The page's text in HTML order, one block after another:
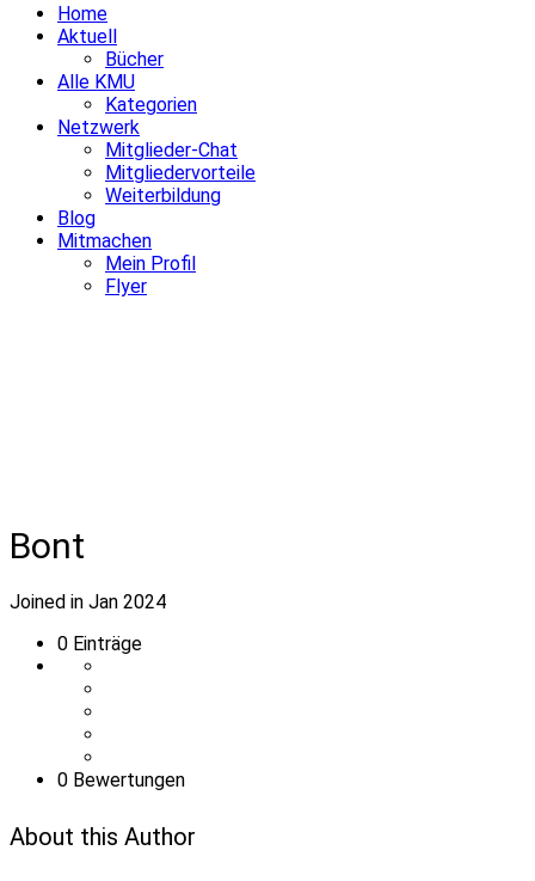
Home
Aktuell
Bücher
Alle KMU
Kategorien
Netzwerk
Mitglieder-Chat
Mitgliedervorteile
Weiterbildung
Blog
Mitmachen
Mein Profil
Flyer
Bont
Joined in Jan 2024
0 Einträge
0 Bewertungen
About this Author